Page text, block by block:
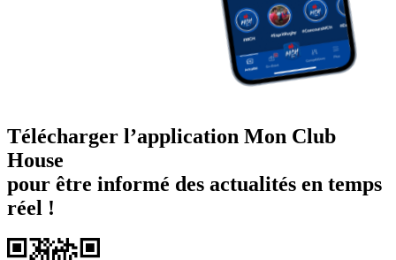
Télécharger l’application Mon Club
House
pour être informé des actualités en temps
réel !